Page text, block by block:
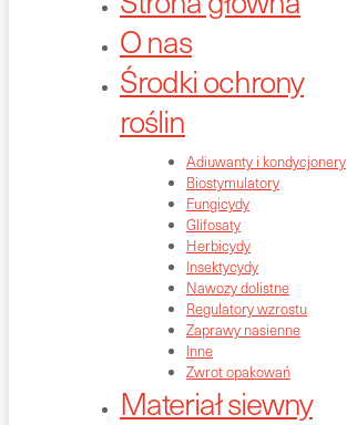
O nas
Środki ochrony
roślin
Adiuwanty i kondycjonery
Biostymulatory
Fungicydy
Glifosaty
Herbicydy
Insektycydy
Nawozy dolistne
Regulatory wzrostu
Zaprawy nasienne
Inne
Zwrot opakowań
Materiał siewny